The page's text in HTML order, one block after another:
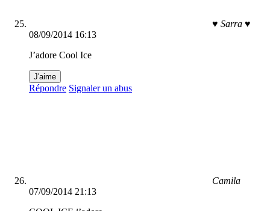
♥ Sarra ♥
08/09/2014 16:13
J’adore Cool Ice
J'aime
Répondre Signaler un abus
Camila
07/09/2014 21:13